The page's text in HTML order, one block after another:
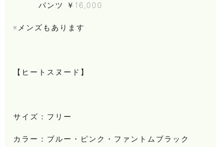
パンツ ￥16,000
※メンズもあります
【ヒートスヌード】
サイズ：フリー
カラー：ブルー・ピンク・ファントムブラック